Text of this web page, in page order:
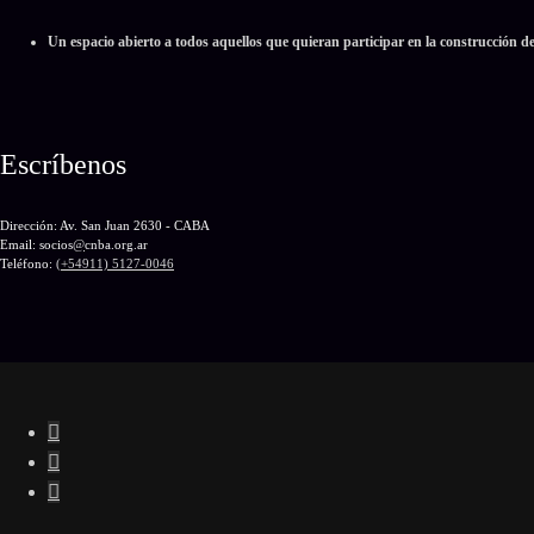
Un espacio abierto a todos aquellos que quieran participar en la construcción
Escríbenos
Dirección: Av. San Juan 2630 - CABA
Email: socios@cnba.org.ar
Teléfono: (+54911) 5127-0046